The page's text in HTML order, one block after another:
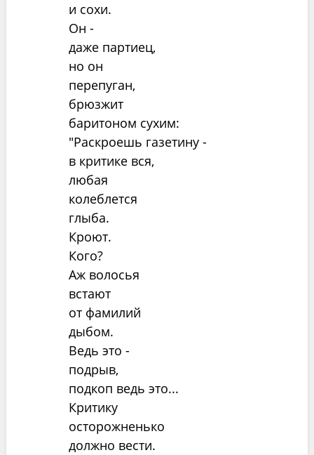
и сохи.
Он -
даже партиец,
но он
перепуган,
брюзжит
баритоном сухим:
"Раскроешь газетину -
в критике вся,
любая
колеблется
глыба.
Кроют.
Кого?
Аж волосья
встают
от фамилий
дыбом.
Ведь это -
подрыв,
подкоп ведь это...
Критику
осторожненько
должно вести.